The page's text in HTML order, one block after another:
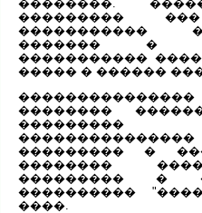
��������.
��������� ���
�����������
������� �
�����������
����� � ������
��������
���������
��������� �
��������
��������� �
����������
����.